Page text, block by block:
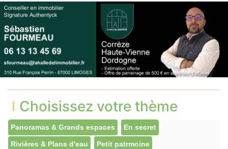
Choisissez votre thème
Panoramas & Grands espaces En secret
Rivières & Plans d'eau Petit patrmoine